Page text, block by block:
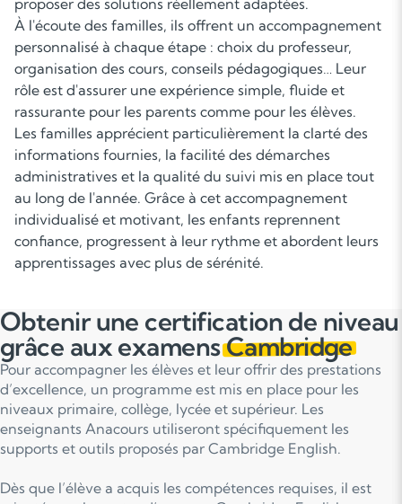
proposer des solutions réellement adaptées.
À l'écoute des familles, ils offrent un accompagnement
personnalisé à chaque étape : choix du professeur,
organisation des cours, conseils pédagogiques… Leur
rôle est d'assurer une expérience simple, fluide et
rassurante pour les parents comme pour les élèves.
Les familles apprécient particulièrement la clarté des
informations fournies, la facilité des démarches
administratives et la qualité du suivi mis en place tout
au long de l'année. Grâce à cet accompagnement
individualisé et motivant, les enfants reprennent
confiance, progressent à leur rythme et abordent leurs
apprentissages avec plus de sérénité.
Obtenir une certification de niveau
grâce aux examensCambridge
Pour accompagner les élèves et leur offrir des prestations
d’excellence, un programme est mis en place pour les
niveaux primaire, collège, lycée et supérieur. Les
enseignants Anacours utiliseront spécifiquement les
supports et outils proposés par Cambridge English.
Dès que l’élève a acquis les compétences requises, il est